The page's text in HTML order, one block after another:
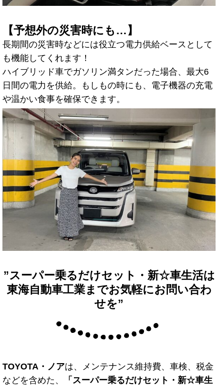
【予想外の災害時にも…】
長期間の災害時などには役立つ電力供給ベースとして
も機能してくれます！
ハイブリッド車でガソリン満タンだった場合、最大6
日間の電力を供給。もしもの時にも、電子機器の充電
や温かい食事を確保できます。
”スーパー乗るだけセット・新☆車生活は
東海自動車工業までお気軽にお問い合わ
せを”
TOYOTA・ノアは、メンテナンス維持費、車検、税金
などを含めた、
「スーパー乗るだけセット・新☆車生